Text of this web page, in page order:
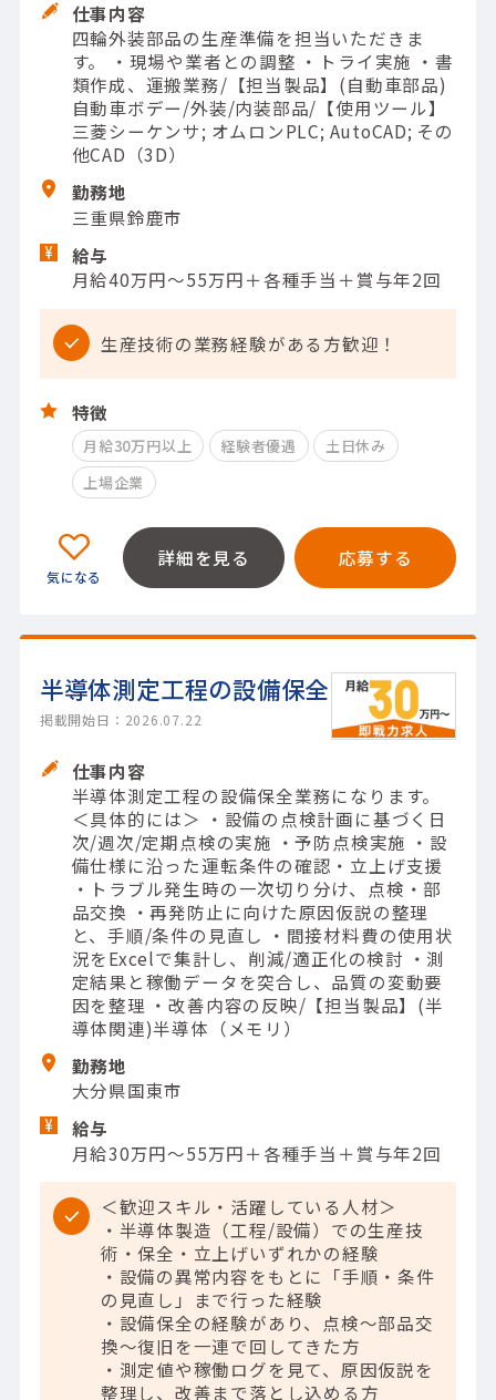
仕事内容
四輪外装部品の生産準備を担当いただきま
す。 ・現場や業者との調整 ・トライ実施 ・書
類作成、運搬業務/【担当製品】(自動車部品)
自動車ボデー/外装/内装部品/【使用ツール】
三菱シーケンサ; オムロンPLC; AutoCAD; その
他CAD（3D）
勤務地
三重県鈴鹿市
給与
月給40万円～55万円＋各種手当＋賞与年2回
生産技術の業務経験がある方歓迎！
特徴
月給30万円以上 経験者優遇
土日休み
上場企業
詳細を見る 応募する
半導体測定工程の設備保全
掲載開始日：2026.07.22
仕事内容
半導体測定工程の設備保全業務になります。
＜具体的には＞ ・設備の点検計画に基づく日
次/週次/定期点検の実施 ・予防点検実施 ・設
備仕様に沿った運転条件の確認・立上げ支援
・トラブル発生時の一次切り分け、点検・部
品交換 ・再発防止に向けた原因仮説の整理
と、手順/条件の見直し ・間接材料費の使用状
況をExcelで集計し、削減/適正化の検討 ・測
定結果と稼働データを突合し、品質の変動要
因を整理 ・改善内容の反映/【担当製品】(半
導体関連)半導体（メモリ）
勤務地
大分県国東市
給与
月給30万円～55万円＋各種手当＋賞与年2回
＜歓迎スキル・活躍している人材＞
・半導体製造（工程/設備）での生産技
術・保全・立上げいずれかの経験
・設備の異常内容をもとに「手順・条件
の見直し」まで行った経験
・設備保全の経験があり、点検～部品交
換～復旧を一連で回してきた方
・測定値や稼働ログを見て、原因仮説を
整理し、改善まで落とし込める方